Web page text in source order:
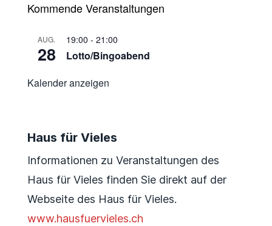
Kommende Veranstaltungen
AUG.
28
19:00 - 21:00
Lotto/Bingoabend
Kalender anzeigen
Haus für Vieles
Informationen zu Veranstaltungen des
Haus für Vieles finden Sie direkt auf der
Webseite des Haus für Vieles.
www.hausfuervieles.ch